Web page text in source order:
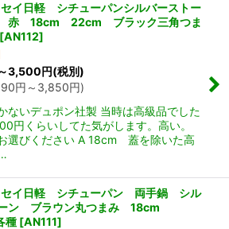
セイ日軽 シチューパンシルバーストー
赤 18cm 22cm ブラック三角つま
[AN112]
～3,500円(税別)
円 ～3,850円)
ないデュポン社製 当時は高級品でした
円くらいしてた気がします。高い。
選びください A 18cm 蓋を除いた高
セイ日軽 シチューパン 両手鍋 シル
ン ブラウン丸つまみ 18cm
種 [AN111]